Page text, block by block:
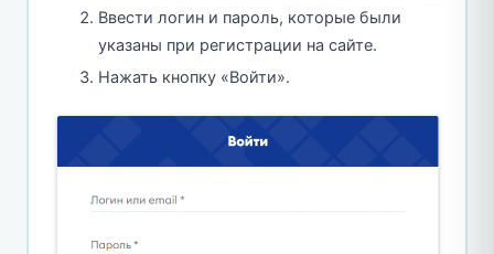
Ввести логин и пароль, которые были
указаны при регистрации на сайте.
Нажать кнопку «Войти».